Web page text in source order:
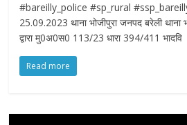
#bareilly_police #sp_rural
25.09.2023 थाना भोजीपुरा जनपद बरेली
द्वारा मु0अ0स0 113/23 धारा 394/411 भादवि
Read more